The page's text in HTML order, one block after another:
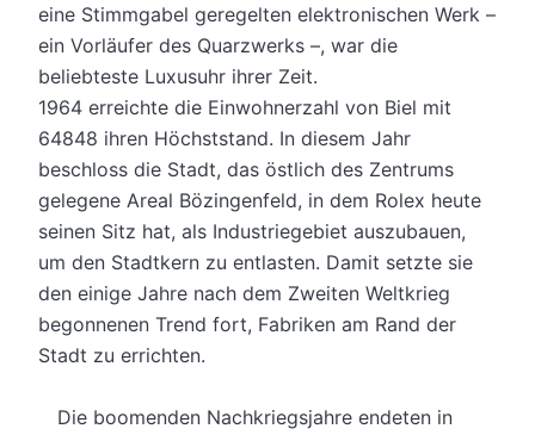
eine Stimmgabel geregelten elektronischen Werk –
ein Vorläufer des Quarzwerks –, war die
beliebteste Luxusuhr ihrer Zeit.
1964 erreichte die Einwohnerzahl von Biel mit
64848 ihren Höchststand. In diesem Jahr
beschloss die Stadt, das östlich des Zentrums
gelegene Areal Bözingenfeld, in dem Rolex heute
seinen Sitz hat, als Industriegebiet auszubauen,
um den Stadtkern zu entlasten. Damit setzte sie
den einige Jahre nach dem Zweiten Weltkrieg
begonnenen Trend fort, Fabriken am Rand der
Stadt zu errichten.
Die boomenden Nachkriegsjahre endeten in